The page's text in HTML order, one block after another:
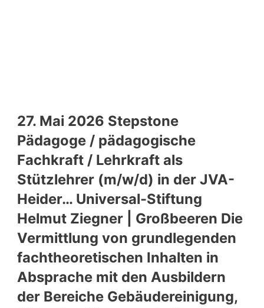
27. Mai 2026 Stepstone
Pädagoge / pädagogische
Fachkraft / Lehrkraft als
Stützlehrer (m/w/d) in der JVA-
Heider… Universal-Stiftung
Helmut Ziegner | Großbeeren Die
Vermittlung von grundlegenden
fachtheoretischen Inhalten in
Absprache mit den Ausbildern
der Bereiche Gebäudereinigung,